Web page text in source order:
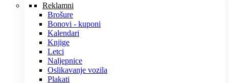
Reklamni
Brošure
Bonovi - kuponi
Kalendari
Knjige
Letci
Naljepnice
Oslikavanje vozila
Plakati